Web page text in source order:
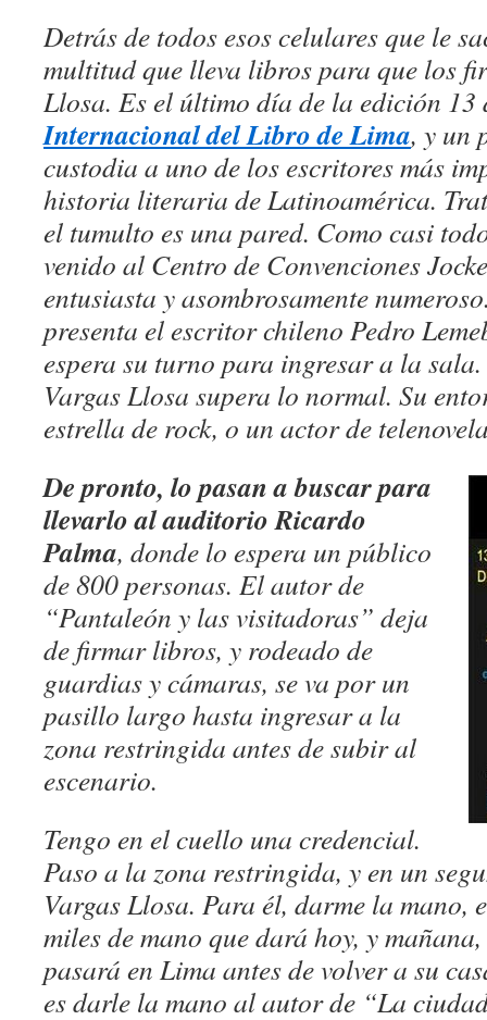
Detrás de todos esos celulares que le
multitud que lleva libros para que los
Llosa. Es el último día de la edición
Internacional del Libro de Lima, y un
custodia a uno de los escritores más
historia literaria de Latinoamérica.
el tumulto es una pared. Como casi
venido al Centro de Convenciones
entusiasta y asombrosamente
presenta el escritor chileno Pedro
espera su turno para ingresar a la
Vargas Llosa supera lo normal. Su
estrella de rock, o un actor de
De pronto, lo pasan a buscar para
llevarlo al auditorio Ricardo
Palma, donde lo espera un público
de 800 personas. El autor de
“Pantaleón y las visitadoras” deja
de firmar libros, y rodeado de
guardias y cámaras, se va por un
pasillo largo hasta ingresar a la
zona restringida antes de subir al
escenario.
Tengo en el cuello una credencial.
Paso a la zona restringida, y en un
Vargas Llosa. Para él, darme la mano,
miles de mano que dará hoy, y
pasará en Lima antes de volver a su
es darle la mano al autor de “La